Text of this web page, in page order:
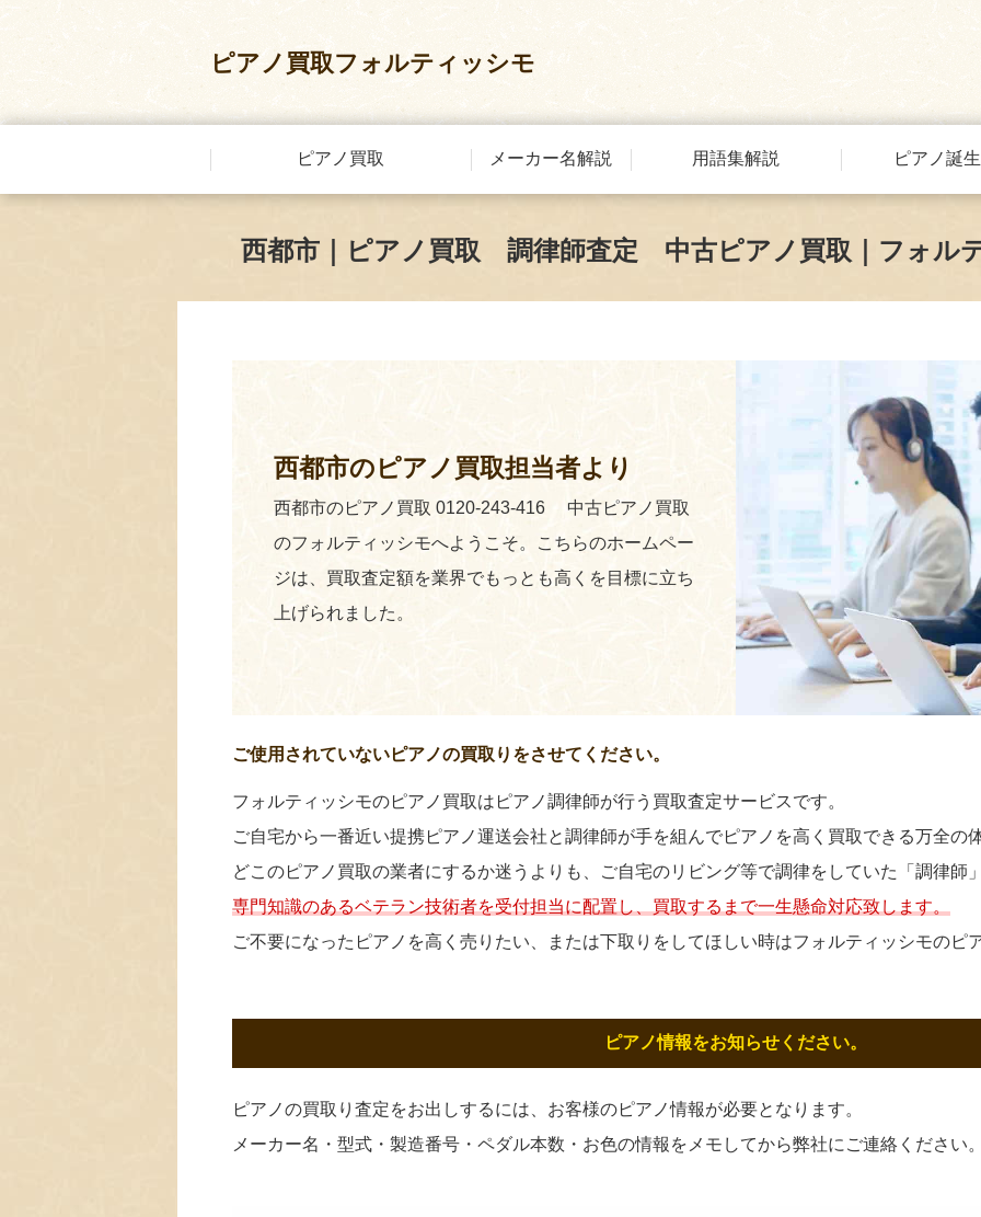
ピアノ買取フォルティッシモ
ピアノ買取 メーカー名解説 用語集解説 ピアノ誕
西都市｜ピアノ買取 調律師査定 中古ピアノ買取｜フォル
西都市のピアノ買取担当者より
西都市のピアノ買取 0120-243-416 中古ピアノ買取
のフォルティッシモへようこそ。こちらのホームペー
ジは、買取査定額を業界でもっとも高くを目標に立ち
上げられました。
ご使用されていないピアノの買取りをさせてください。
フォルティッシモのピアノ買取はピアノ調律師が行う買取査定サービスです。
ご自宅から一番近い提携ピアノ運送会社と調律師が手を組んでピアノを高く買取できる万全の
どこのピアノ買取の業者にするか迷うよりも、ご自宅のリビング等で調律をしていた「調律師
専門知識のあるベテラン技術者を受付担当に配置し、買取するまで一生懸命対応致します。
ご不要になったピアノを高く売りたい、または下取りをしてほしい時はフォルティッシモのピ
ピアノ情報をお知らせください。
ピアノの買取り査定をお出しするには、お客様のピアノ情報が必要となります。
メーカー名・型式・製造番号・ペダル本数・お色の情報をメモしてから弊社にご連絡ください